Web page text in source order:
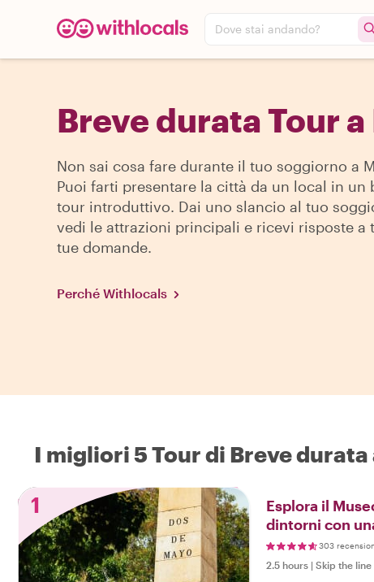
Dove stai andando?
Breve durata Tour
Non sai cosa fare durante il tuo soggiorno a
Puoi farti presentare la città da un local in un
tour introduttivo. Dai uno slancio al tuo
vedi le attrazioni principali e ricevi risposte a
tue domande.
Perché Withlocals
I migliori 5 Tour di Breve durata
1
Esplora il
dintorni con
303
2.5 hours | Skip the line